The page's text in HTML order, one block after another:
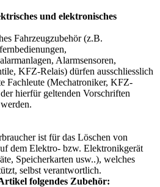
und elektronisches
Fahrzeugzubehör (z.B.
Alarmsensoren,
KFZ-Relais) dürfen ausschliesslich
Fachleute (Mechatroniker, KFZ-
hierfür geltenden Vorschriften
ist für das Löschen von
dem Elektro- bzw. Elektronikgerät
Speicherkarten usw..), welches
selbst verantwortlich.
folgendes Zubehör: